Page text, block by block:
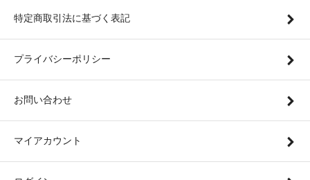
特定商取引法に基づく表記
プライバシーポリシー
お問い合わせ
マイアカウント